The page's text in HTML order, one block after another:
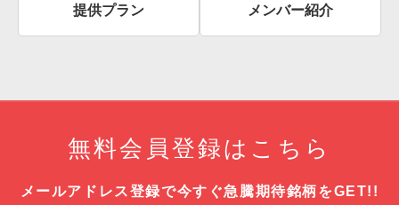
提供プラン メンバー紹介
無料会員登録はこちら
メールアドレス登録で今すぐ急騰期待銘柄をGET!!